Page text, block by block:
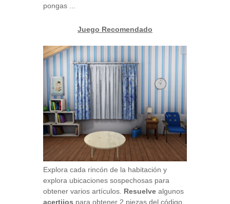
pongas ...
Juego Recomendado
Explora cada rincón de la habitación y
explora ubicaciones sospechosas para
obtener varios artículos. Resuelve algunos
acertijos para obtener 2 piezas del código